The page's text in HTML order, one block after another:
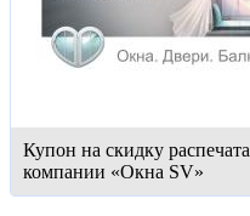
Купон на скидку
компании «Окна SV»